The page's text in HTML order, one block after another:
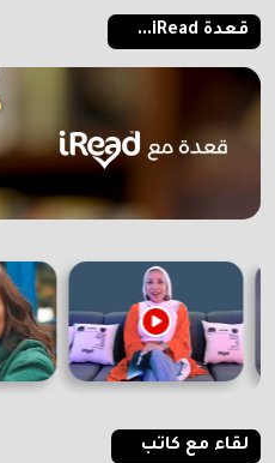
قعدة iRead...
لقاء مع كاتب